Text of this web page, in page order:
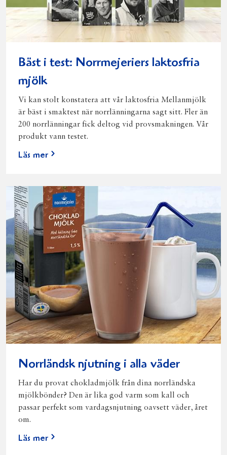
Bäst i test: Norrmejeriers laktosfria
mjölk
Vi kan stolt konstatera att vår laktosfria Mellanmjölk
är bäst i smaktest när norrlänningarna sagt sitt. Fler än
200 norrlänningar fick deltog vid provsmakningen. Vår
produkt vann testet.
Läs mer
Norrländsk njutning i alla väder
Har du provat chokladmjölk från dina norrländska
mjölkbönder? Den är lika god varm som kall och
passar perfekt som vardagsnjutning oavsett väder, året
om.
Läs mer